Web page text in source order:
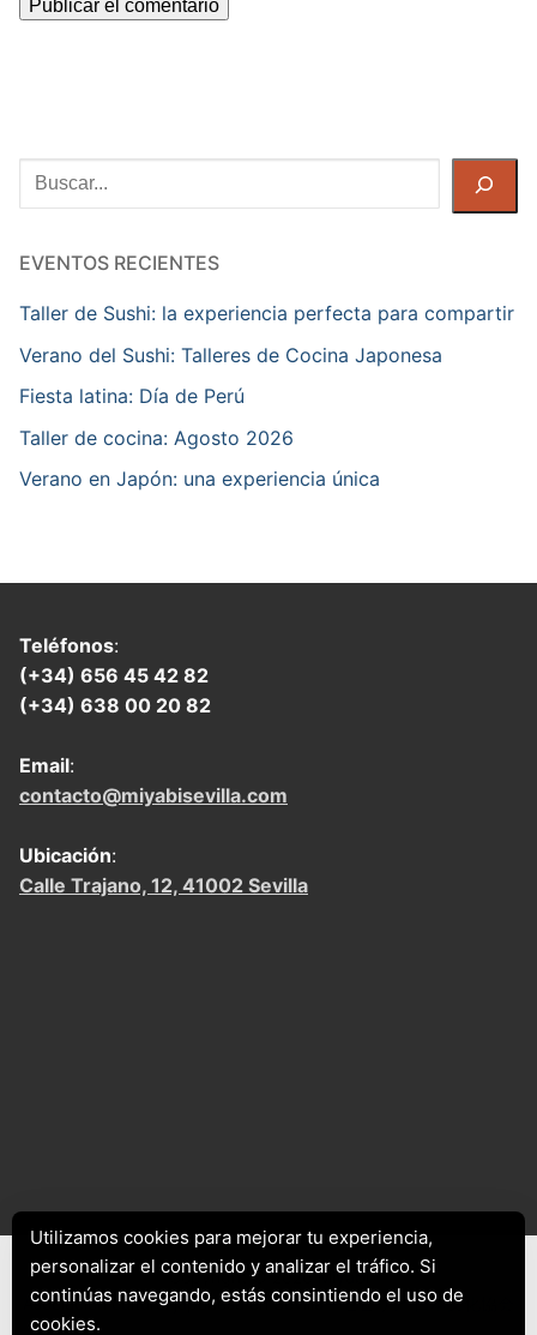
Buscar
EVENTOS RECIENTES
Taller de Sushi: la experiencia perfecta para compartir
Verano del Sushi: Talleres de Cocina Japonesa
Fiesta latina: Día de Perú
Taller de cocina: Agosto 2026
Verano en Japón: una experiencia única
Teléfonos:
(+34) 656 45 42 82
(+34) 638 00 20 82
Email:
contacto@miyabisevilla.com
Ubicación:
Calle Trajano, 12, 41002 Sevilla
Copyright © 2026Miyabi
Asociación cultural japonesa en Sevilla – セビリア 日本文化協会
Utilizamos cookies para mejorar tu experiencia,
personalizar el contenido y analizar el tráfico. Si
continúas navegando, estás consintiendo el uso de
cookies.